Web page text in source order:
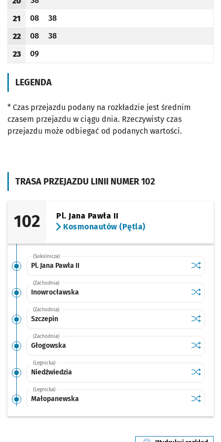
TRASA PRZEJAZDU LINII NUMER 102
102
Pl. Jana Pawła II
Kosmonautów (Pętla)
(Sokolnicza)
Pl. Jana Pawła II Sprawdź
Pl. Jana
(Zachodnia)
Inowrocławska Sprawdź
(Zachodnia)
Szczepin Sprawdź
Szczepin
(Zachodnia)
Głogowska Sprawdź
(Legnicka)
Niedźwiedzia Sprawdź
(Legnicka)
Małopanewska Sprawdź
(Legnicka)
Godzina odjazdu
Odjazd
minut po godzinie 20
Godzina odjazdu
21
Odjazd
08
minut po godzinie 21
Odjazd
38
minut po godzinie 21
Godzina odjazdu
22
Odjazd
08
minut po godzinie 22
Odjazd
38
minut po godzinie 22
Godzina odjazdu
23
Odjazd
09
minut po godzinie 23
LEGENDA
* Czas przejazdu podany na rozkładzie jest średnim
czasem przejazdu w ciągu dnia. Rzeczywisty czas
przejazdu może odbiegać od podanych wartości.